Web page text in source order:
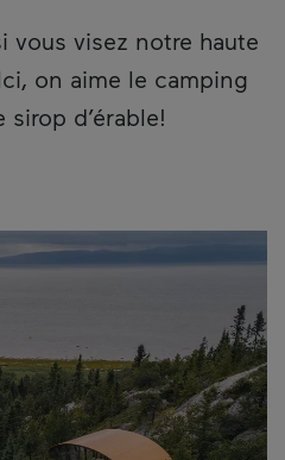
vous visez notre haute
on aime le camping
d’érable!